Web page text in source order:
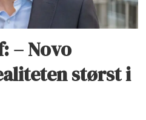
– Novo
størst i